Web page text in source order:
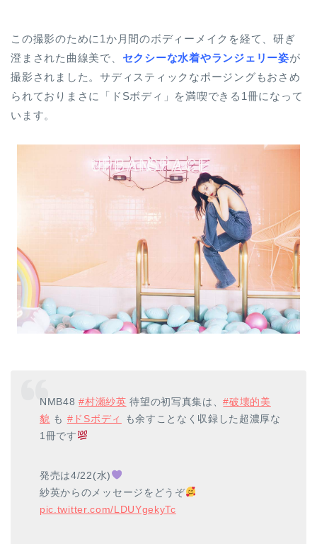
この撮影のために1か月間のボディーメイクを経て、研ぎ
澄まされた曲線美で、 セクシーな水着やランジェリー姿が
撮影されました。サディスティックなポージングもおさめ
られておりまさに「ドSボディ」を満喫できる1冊になって
います。
NMB48#村瀬紗英 待望の初写真集は、#破壊的美
貌 も #ドSボディ
も余すことなく収録した超濃厚な
1冊です
発売は4/22(水)
紗英からのメッセージをどうぞ
pic.twitter.com/LDUYgekyTc